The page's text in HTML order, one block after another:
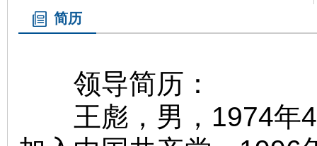
简历
领导简历：
王彪，男，1974年4